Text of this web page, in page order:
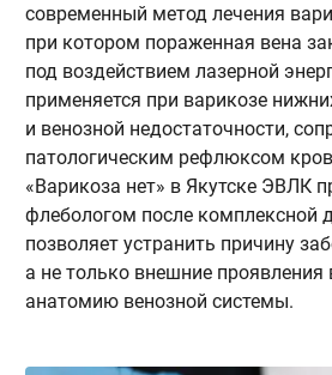
современный метод лечения
при котором пораженная вена
под воздействием лазерной
применяется при варикозе
и венозной недостаточности,
патологическим рефлюксом
«Варикоза нет» в Якутске ЭВЛК
флебологом после комплексной
позволяет устранить причину
а не только внешние проявления
анатомию венозной системы.